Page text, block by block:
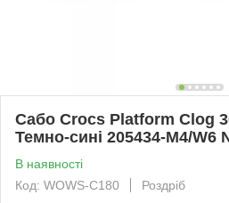
Сабо Crocs Platform Clog
Темно-сині 205434-M4/W6
В наявності
Код: WOWS-C180
Роздріб